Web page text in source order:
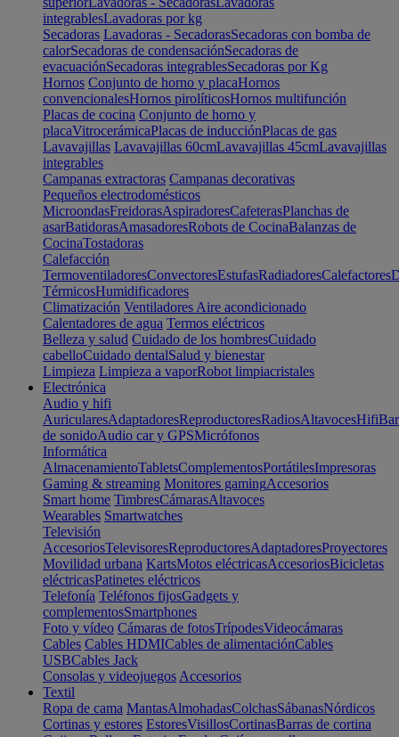
integrablesLavadoras por kg
Secadoras Lavadoras - SecadorasSecadoras con bomba de
calorSecadoras de condensaciónSecadoras de
evacuaciónSecadoras integrablesSecadoras por Kg
Hornos Conjunto de horno y placaHornos
convencionalesHornos pirolíticosHornos multifunción
Placas de cocina Conjunto de horno y
placaVitrocerámicaPlacas de inducciónPlacas de gas
Lavavajillas Lavavajillas 60cmLavavajillas 45cmLavavajillas
integrables
Campanas extractoras Campanas decorativas
Pequeños electrodomésticos
MicroondasFreidorasAspiradoresCafeterasPlanchas de
asarBatidorasAmasadoresRobots de CocinaBalanzas de
CocinaTostadoras
Calefacción
TermoventiladoresConvectoresEstufasRadiadoresCalefactores
TérmicosHumidificadores
Climatización Ventiladores Aire acondicionado
Calentadores de agua Termos eléctricos
Belleza y salud Cuidado de los hombresCuidado
cabelloCuidado dentalSalud y bienestar
Limpieza Limpieza a vaporRobot limpiacristales
Electrónica
Audio y hifi
AuricularesAdaptadoresReproductoresRadiosAltavocesHifi
de sonidoAudio car y GPSMicrófonos
Informática
AlmacenamientoTabletsComplementosPortátilesImpresoras
Gaming & streaming Monitores gamingAccesorios
Smart home TimbresCámarasAltavoces
Wearables Smartwatches
Televisión
AccesoriosTelevisoresReproductoresAdaptadoresProyectores
Movilidad urbana KartsMotos eléctricasAccesoriosBicicletas
eléctricasPatinetes eléctricos
Telefonía Teléfonos fijosGadgets y
complementosSmartphones
Foto y vídeo Cámaras de fotosTrípodesVideocámaras
Cables Cables HDMICables de alimentaciónCables
USBCables Jack
Consolas y videojuegos Accesorios
Textil
Ropa de cama MantasAlmohadasColchasSábanasNórdicos
Cortinas y estores EstoresVisillosCortinasBarras de cortina